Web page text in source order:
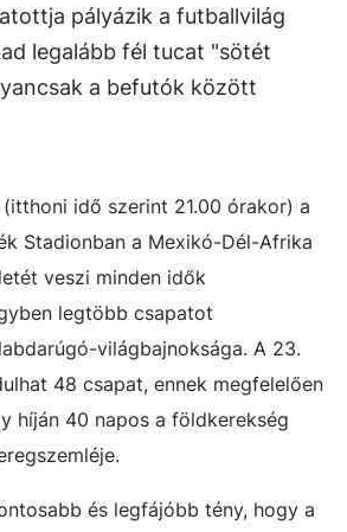
pályázik a futballvilág
legalább fél tucat "sötét
a befutók között
idő szerint 21.00 órakor) a
Stadionban a Mexikó-Dél-Afrika
veszi minden idők
legtöbb csapatot
világbajnoksága. A 23.
48 csapat, ennek megfelelően
híján 40 napos a földkerekség
és legfájóbb tény, hogy a